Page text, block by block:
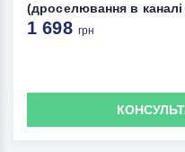
(дроселювання в каналі
1 698 грн